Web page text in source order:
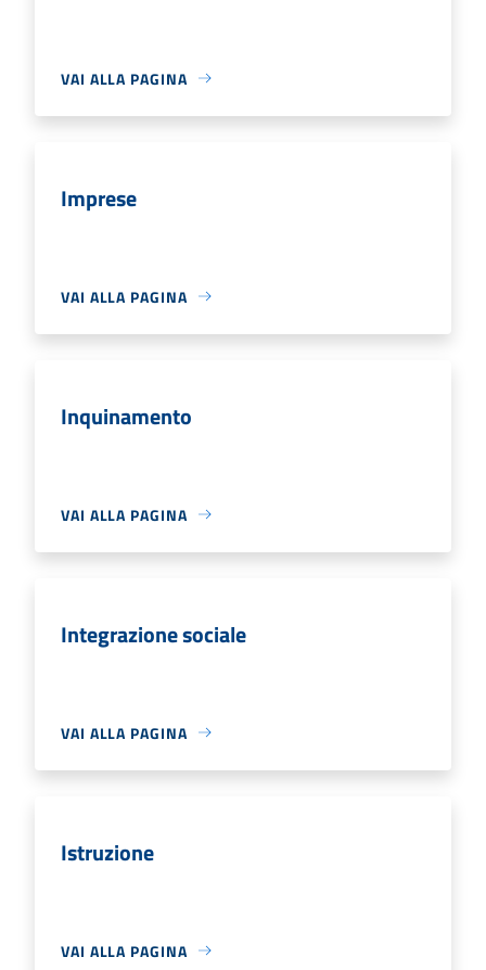
VAI ALLA PAGINA
Imprese
VAI ALLA PAGINA
Inquinamento
VAI ALLA PAGINA
Integrazione sociale
VAI ALLA PAGINA
Istruzione
VAI ALLA PAGINA